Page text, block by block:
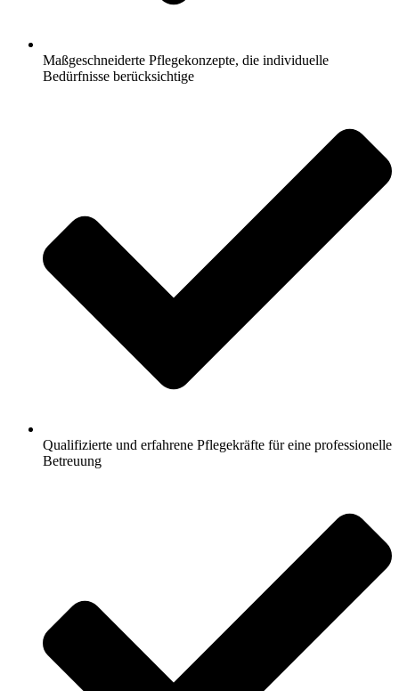
Maßgeschneiderte Pflegekonzepte, die individuelle
Bedürfnisse berücksichtige
Qualifizierte und erfahrene Pflegekräfte für eine professionelle
Betreuung